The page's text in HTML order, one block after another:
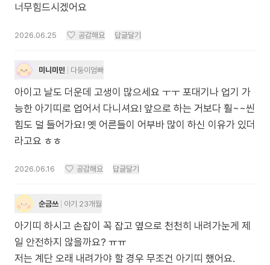
너무힘드시겠어요
2026.06.25 공감해요 답글달기
미니미민 다둥이엄빠
아이고 날도 더운데 고생이 많으세요 ㅜㅜ 포대기나 업기 가
능한 아기띠로 업어서 다니셔요! 앞으로 하는 거보다 훨~~씬
힘도 덜 들어가요! 옛 어른들이 어부바 많이 하신 이유가 있더
라고요 ㅎㅎ
2026.06.16 공감해요 답글달기
순금쓰 아기 23개월
아기띠 하시고 손잡이 꼭 잡고 옆으로 천천히 내려가눈게 제
일 안전하지 않을까요? ㅠㅠ
저는 계단 오래 내려가야 할 경우 무조건 아기띠 했어요.